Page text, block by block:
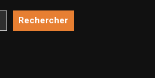
Rechercher